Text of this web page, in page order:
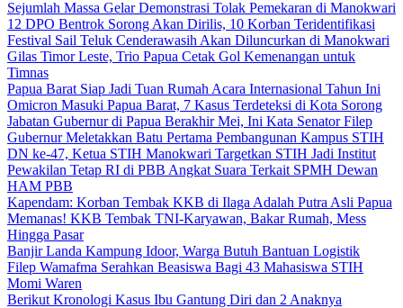
Sejumlah Massa Gelar Demonstrasi Tolak Pemekaran di Manokwari
12 DPO Bentrok Sorong Akan Dirilis, 10 Korban Teridentifikasi
Festival Sail Teluk Cenderawasih Akan Diluncurkan di Manokwari
Gilas Timor Leste, Trio Papua Cetak Gol Kemenangan untuk
Timnas
Papua Barat Siap Jadi Tuan Rumah Acara Internasional Tahun Ini
Omicron Masuki Papua Barat, 7 Kasus Terdeteksi di Kota Sorong
Jabatan Gubernur di Papua Berakhir Mei, Ini Kata Senator Filep
Gubernur Meletakkan Batu Pertama Pembangunan Kampus STIH
DN ke-47, Ketua STIH Manokwari Targetkan STIH Jadi Institut
Pewakilan Tetap RI di PBB Angkat Suara Terkait SPMH Dewan
HAM PBB
Kapendam: Korban Tembak KKB di Ilaga Adalah Putra Asli Papua
Memanas! KKB Tembak TNI-Karyawan, Bakar Rumah, Mess
Hingga Pasar
Banjir Landa Kampung Idoor, Warga Butuh Bantuan Logistik
Filep Wamafma Serahkan Beasiswa Bagi 43 Mahasiswa STIH
Momi Waren
Berikut Kronologi Kasus Ibu Gantung Diri dan 2 Anaknya